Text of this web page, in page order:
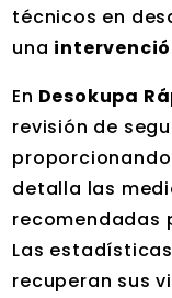
técnicos en
una
En Desokupa
revisión de
detalla las
recomendadas
Las
recuperan sus